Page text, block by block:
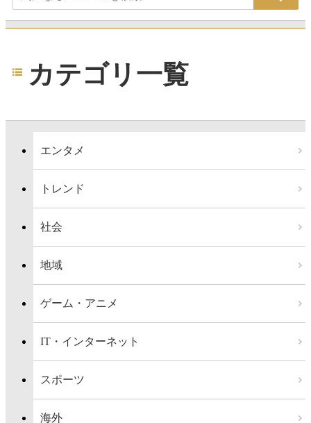
カテゴリ一覧
エンタメ
トレンド
社会
地域
ゲーム・アニメ
IT・インターネット
スポーツ
海外